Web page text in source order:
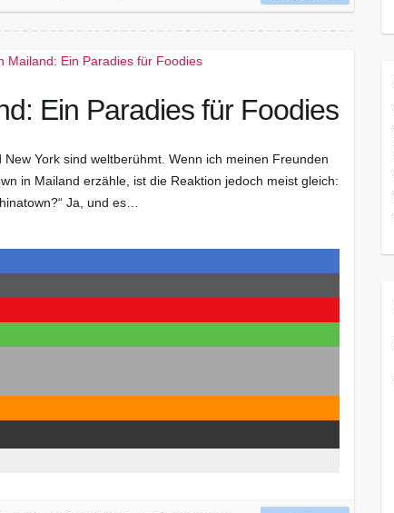
Ein Paradies für Foodies
York sind weltberühmt. Wenn ich meinen Freunden
in Mailand erzähle, ist die Reaktion jedoch meist gleich:
Ja, und es…